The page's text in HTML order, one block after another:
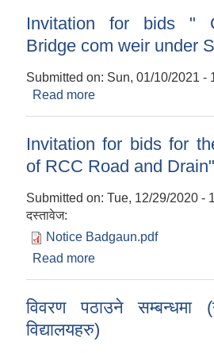
Invitation for bids "
Bridge com weir under
Submitted on: Sun, 01/10/2021 -
Read more
Invitation for bids for
of RCC Road and Drain"
Submitted on: Tue, 12/29/2020 -
दस्तावेज:
Notice Badgaun.pdf
Read more
विवरण पठाउने सम्बन्धमा
विद्यालयहरु)